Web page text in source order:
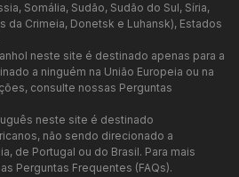
Somália, Sudão, Sudão do Sul, Síria,
da Crimeia, Donetsk e Luhansk), Estados
neste site é destinado apenas para a
a ninguém na União Europeia ou na
consulte nossas Perguntas
neste site é destinado
não sendo direcionado a
de Portugal ou do Brasil. Para mais
Perguntas Frequentes (FAQs).